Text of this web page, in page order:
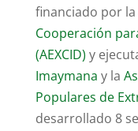
financiado por la
Cooperación
(AEXCID) y
Imaymana y la
Populares de
desarrollado 8